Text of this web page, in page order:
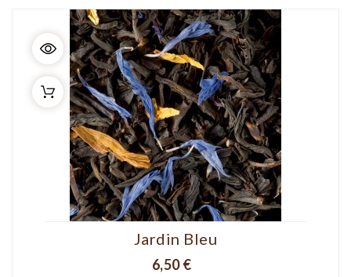
Jardin Bleu
Prix
6,50 €